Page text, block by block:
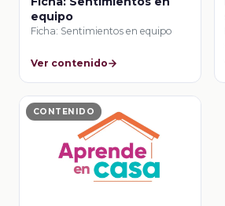
equipo
Ficha: Sentimientos en equipo
Ver contenido
CONTENIDO